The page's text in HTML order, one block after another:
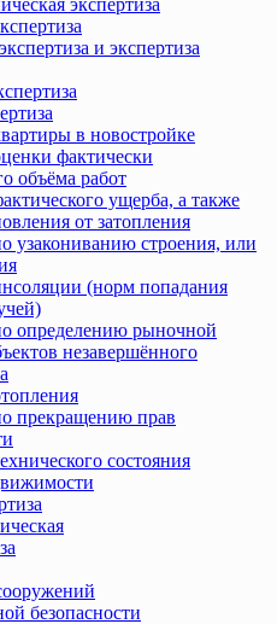
экспертиза
и экспертиза
в новостройке
фактически
объёма работ
ущерба, а также
от затопления
узакониванию строения, или
(норм попадания
определению рыночной
незавершённого
прекращению прав
состояния
безопасности